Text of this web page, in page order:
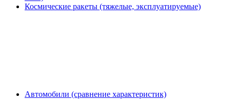
Космические ракеты (тяжелые, эксплуатируемые)
Автомобили (сравнение характеристик)